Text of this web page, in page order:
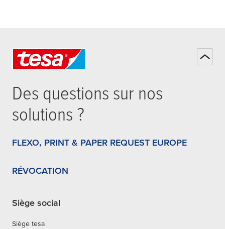
Des questions sur nos
solutions ?
FLEXO, PRINT & PAPER REQUEST EUROPE
RÉVOCATION
Siège social
Siège tesa